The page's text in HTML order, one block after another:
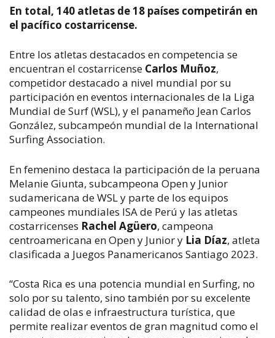
En total, 140 atletas de 18 países competirán en
el pacífico costarricense.
Entre los atletas destacados en competencia se
encuentran el costarricense Carlos Muñoz,
competidor destacado a nivel mundial por su
participación en eventos internacionales de la Liga
Mundial de Surf (WSL), y el panameño Jean Carlos
González, subcampeón mundial de la International
Surfing Association.
En femenino destaca la participación de la peruana
Melanie Giunta, subcampeona Open y Junior
sudamericana de WSL y parte de los equipos
campeones mundiales ISA de Perú y las atletas
costarricenses Rachel Agüero, campeona
centroamericana en Open y Junior y Lia Díaz, atleta
clasificada a Juegos Panamericanos Santiago 2023.
“Costa Rica es una potencia mundial en Surfing, no
solo por su talento, sino también por su excelente
calidad de olas e infraestructura turística, que
permite realizar eventos de gran magnitud como el